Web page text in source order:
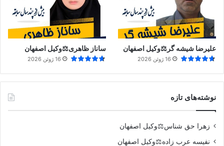
علیرضا شیشه گر⚖️وکیل اصفهان
16 ژوئن 2026
ساناز ظاهری⚖️وکیل اصفهان
16 ژوئن 2026
نوشته‌های تازه
زهرا حق شناس⚖️وکیل اصفهان
نفیسه عرب زاده⚖️وکیل اصفهان